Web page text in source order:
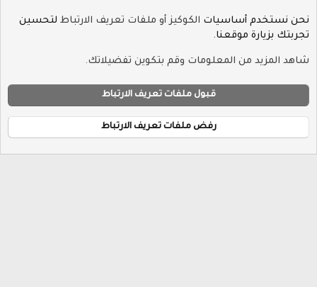
سياسة الخصوصية
الرئيسية
S
®
نحن نستخدم أساسيات الكوكيز أو ملفات تعريف الارتباط لتحسين
تجربتك بزيارة موقعنا.
شاهد المزيد من المعلومات وقم بتكوين تفضيلاتك.
قبول ملفات تعريف الارتباط
رفض ملفات تعريف الارتباط